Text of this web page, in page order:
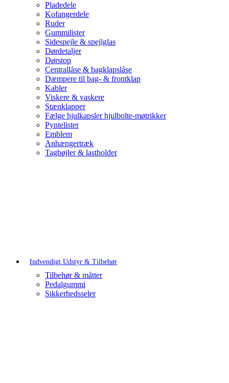
Pladedele
Kofangerdele
Ruder
Gummilister
Sidespejle & spejlglas
Dørdetaljer
Dørstop
Centrallåse & bagklapslåse
Dæmpere til bag- & frontklap
Kabler
Viskere & vaskere
Stænklapper
Fælge hjulkapsler hjulbolte-møtrikker
Pyntelister
Emblem
Anhængertræk
Tagbøjler & lastholder
Indvendigt Udstyr & Tilbehør
Tilbehør & måtter
Pedalgummi
Sikkerhedsseler